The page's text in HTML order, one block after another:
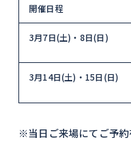
開催日程
3月7日(土)・8日(日)
3月14日(土)・15日(日)
※当日ご来場にてご予